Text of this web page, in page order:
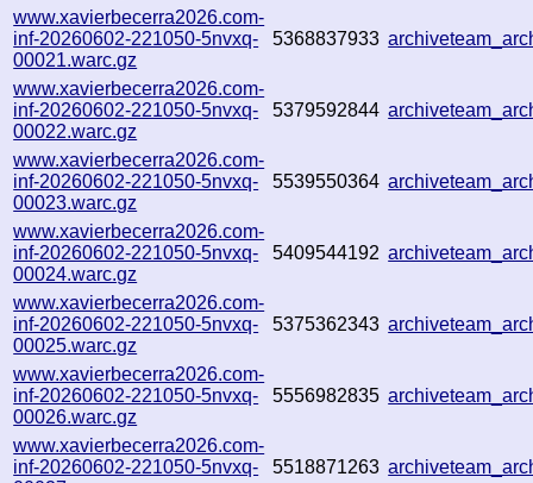
www.xavierbecerra2026.com-
inf-20260602-221050-5nvxq-
00021.warc.gz
5368837933
www.xavierbecerra2026.com-
inf-20260602-221050-5nvxq-
00022.warc.gz
5379592844
www.xavierbecerra2026.com-
inf-20260602-221050-5nvxq-
00023.warc.gz
5539550364
www.xavierbecerra2026.com-
inf-20260602-221050-5nvxq-
00024.warc.gz
5409544192
www.xavierbecerra2026.com-
inf-20260602-221050-5nvxq-
00025.warc.gz
5375362343
www.xavierbecerra2026.com-
inf-20260602-221050-5nvxq-
00026.warc.gz
5556982835
www.xavierbecerra2026.com-
inf-20260602-221050-5nvxq-
5518871263